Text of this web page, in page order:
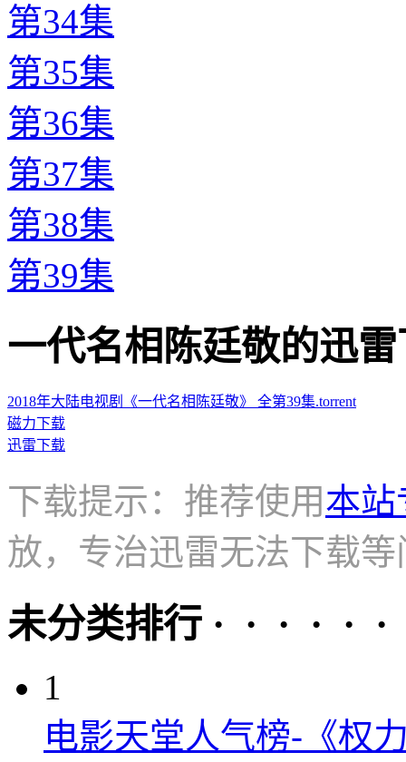
第34集
第35集
第36集
第37集
第38集
第39集
一代名相陈廷敬的迅雷
2018年大陆电视剧《一代名相陈廷敬》 全第39集.torrent
磁力下载
迅雷下载
下载提示：推荐使用本站
放，专治迅雷无法下载等
未分类排行 · · · · · ·
1
电影天堂人气榜-《权